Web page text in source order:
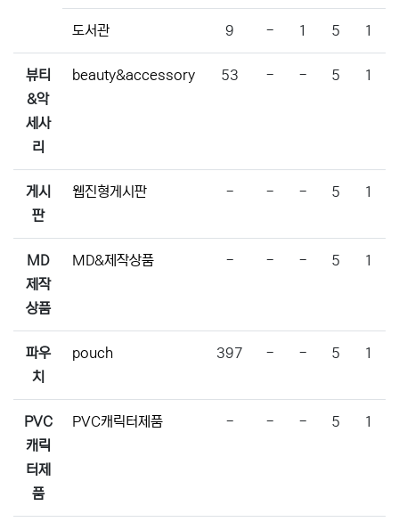
도서관 9 - 1 5 1
뷰티
&악
세사
리
beauty&accessory 53 - - 5 1
게시
판
웹진형게시판 - - - 5 1
MD
제작
상품
MD&제작상품 - - - 5 1
파우
치
pouch 397 - - 5 1
PVC
캐릭
터제
품
PVC캐릭터제품 - - - 5 1